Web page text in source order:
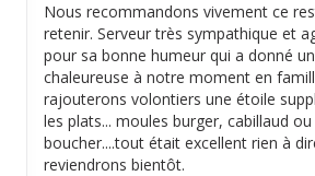
Nous recommandons vivement ce
retenir. Serveur très sympathique et
pour sa bonne humeur qui a donné
chaleureuse à notre moment en
rajouterons volontiers une étoile
les plats... moules burger, cabillaud
boucher....tout était excellent rien à
reviendrons bientôt.